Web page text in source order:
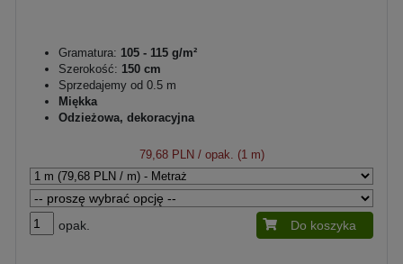
Gramatura: 105 - 115 g/m²
Szerokość: 150 cm
Sprzedajemy od 0.5 m
Miękka
Odzieżowa, dekoracyjna
79,68 PLN / opak. (1 m)
opak. Do koszyka